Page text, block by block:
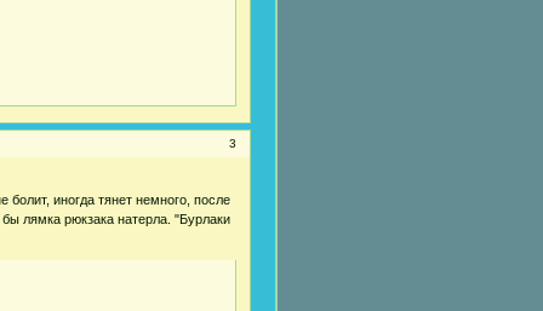
3
иногда тянет немного, после
лямка рюкзака натерла. "Бурлаки